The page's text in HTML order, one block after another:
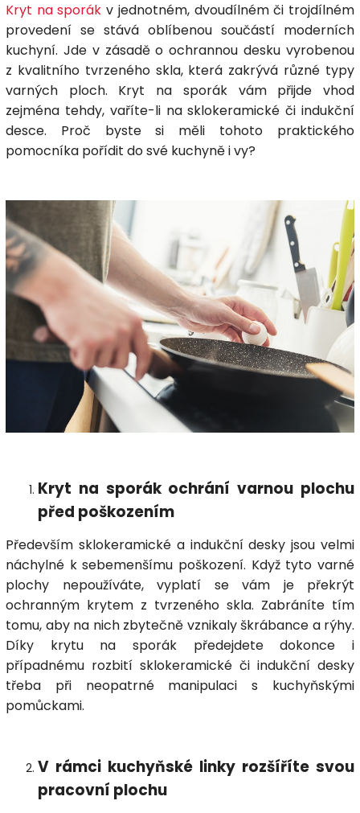
Kryt na sporák v jednotném, dvoudílném či trojdílném
provedení se stává oblíbenou součástí moderních
kuchyní. Jde v zásadě o ochrannou desku vyrobenou
z kvalitního tvrzeného skla, která zakrývá různé typy
varných ploch. Kryt na sporák vám přijde vhod
zejména tehdy, vaříte-li na sklokeramické či indukční
desce. Proč byste si měli tohoto praktického
pomocníka pořídit do své kuchyně i vy?
Kryt na sporák ochrání varnou plochu
před poškozením
Především sklokeramické a indukční desky jsou velmi
náchylné k sebemenšímu poškození. Když tyto varné
plochy nepoužíváte, vyplatí se vám je překrýt
ochranným krytem z tvrzeného skla. Zabráníte tím
tomu, aby na nich zbytečně vznikaly škrábance a rýhy.
Díky krytu na sporák předejdete dokonce i
případnému rozbití sklokeramické či indukční desky
třeba při neopatrné manipulaci s kuchyňskými
pomůckami.
V rámci kuchyňské linky rozšíříte svou
pracovní plochu